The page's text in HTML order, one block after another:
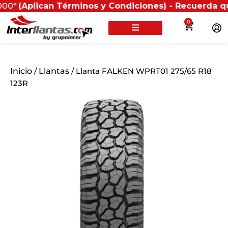
Términos y Condiciones) - Recuerda que si
0
Inicio / Llantas / Llanta FALKEN WPRT01 275/65 R18
123R